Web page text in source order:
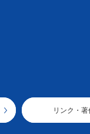
リンク・